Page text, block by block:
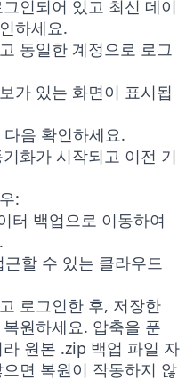
인되어 있고 최신 데이
하세요.
동일한 계정으로 로그
가 있는 화면이 표시됩
음 확인하세요.
화가 시작되고 이전 기
:
터 백업으로 이동하여
할 수 있는 클라우드
로그인한 후, 저장한
원하세요. 압축을 푼
원본 .zip 백업 파일 자
면 복원이 작동하지 않